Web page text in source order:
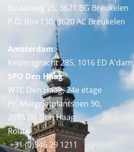
Straatweg 25, 3621 BG Breukelen
P.O. Box 130, 3620 AC Breukelen
Amsterdam:
Keizersgracht 285, 1016 ED A'dam
SPO Den Haag:
WTC Den Haag, 24e etage
Pr. Margrietplantsoen 90,
2595 BR Den Haag
Route
+31 (0)346 29 1211